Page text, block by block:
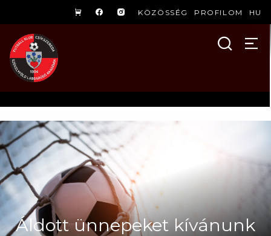
KÖZÖSSÉG PROFILOM HU
Áldott ünnepeket kívánunk